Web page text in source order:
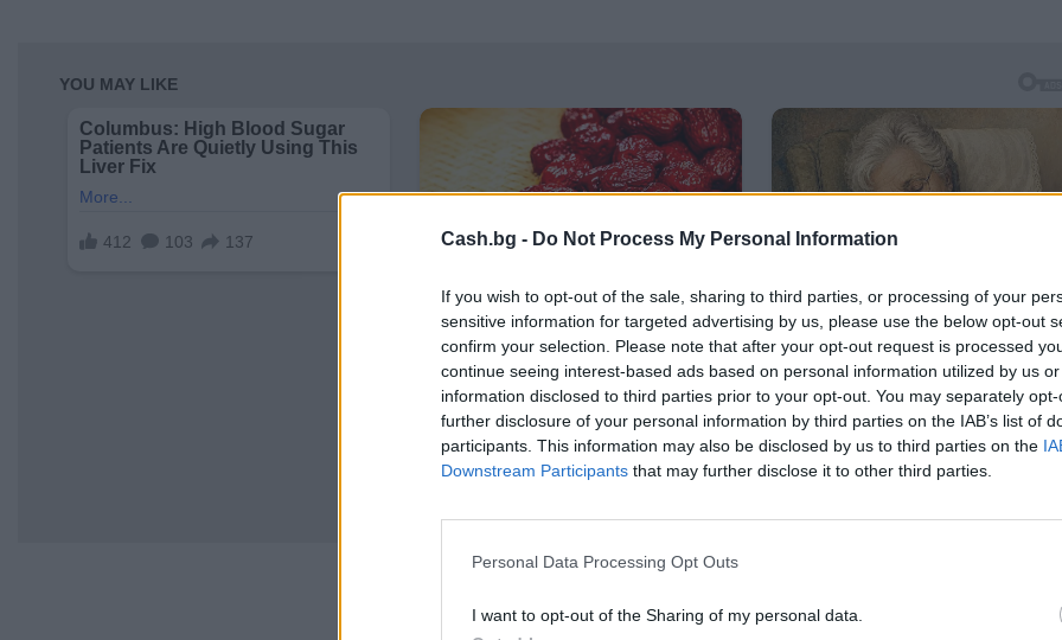
Cash.bg - Do Not Process My Personal Information
If you wish to opt-out of the sale, sharing to third parties, or processing of your
sensitive information for targeted advertising by us, please use the below opt-out
confirm your selection. Please note that after your opt-out request is processed
continue seeing interest-based ads based on personal information utilized by us
information disclosed to third parties prior to your opt-out. You may separately
further disclosure of your personal information by third parties on the IAB’s list of
participants. This information may also be disclosed by us to third parties on the
Downstream Participants that may further disclose it to other third parties.
Personal Data Processing Opt Outs
I want to opt-out of the Sharing of my personal data.